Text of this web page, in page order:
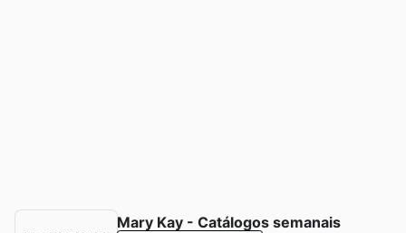
Mary Kay - Catálogos semanais